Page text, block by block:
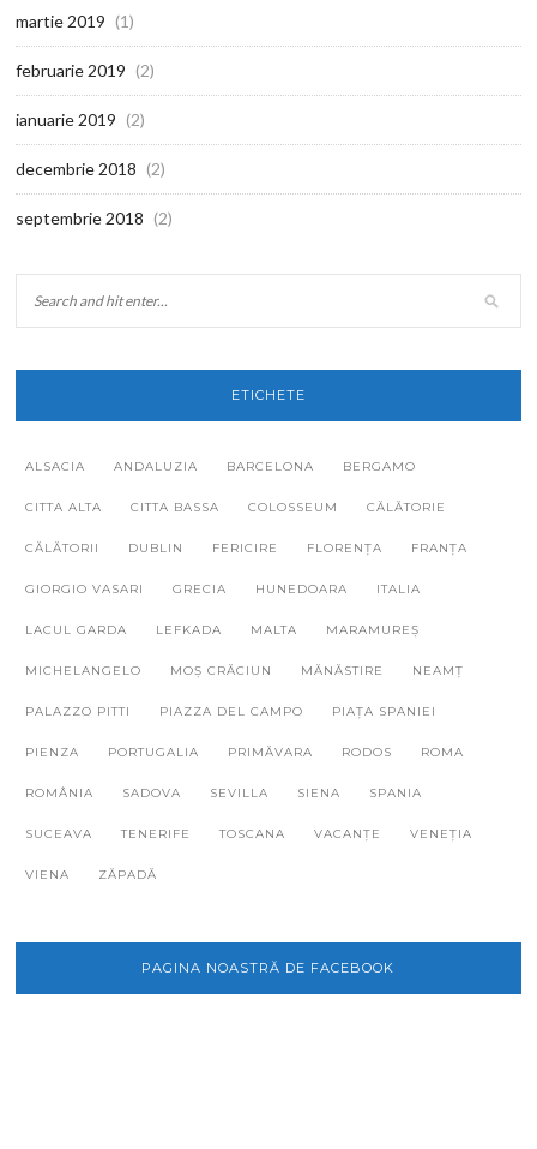
martie 2019 (1)
februarie 2019 (2)
ianuarie 2019 (2)
decembrie 2018 (2)
septembrie 2018 (2)
ETICHETE
ALSACIA ANDALUZIA BARCELONA BERGAMO
CITTA ALTA CITTA BASSA COLOSSEUM CĂLĂTORIE
CĂLĂTORII DUBLIN FERICIRE FLORENȚA FRANȚA
GIORGIO VASARI GRECIA HUNEDOARA ITALIA
LACUL GARDA LEFKADA MALTA MARAMUREȘ
MICHELANGELO MOȘ CRĂCIUN MĂNĂSTIRE NEAMȚ
PALAZZO PITTI PIAZZA DEL CAMPO PIAȚA SPANIEI
PIENZA PORTUGALIA PRIMĂVARA RODOS ROMA
ROMÂNIA SADOVA SEVILLA SIENA SPANIA
SUCEAVA TENERIFE TOSCANA VACANȚE VENEȚIA
VIENA ZĂPADĂ
PAGINA NOASTRĂ DE FACEBOOK